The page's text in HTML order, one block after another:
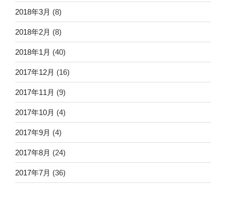
2018年3月 (8)
2018年2月 (8)
2018年1月 (40)
2017年12月 (16)
2017年11月 (9)
2017年10月 (4)
2017年9月 (4)
2017年8月 (24)
2017年7月 (36)